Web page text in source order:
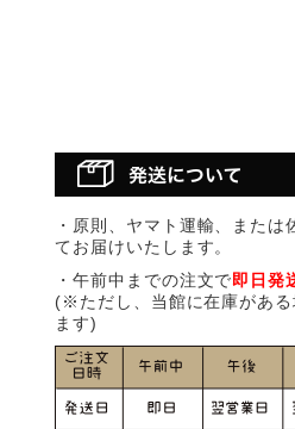
・原則、ヤマト運輸、または
てお届けいたします。
・午前中までの注文で即日発
(※ただし、当館に在庫がある
ます)